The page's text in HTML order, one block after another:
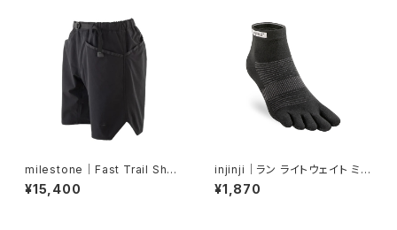
milestone｜Fast Trail Shor
ts（ジェットブラック）
¥15,400
injinji｜ラン ライトウェイト ミニ
クルー（ブラック）
¥1,870